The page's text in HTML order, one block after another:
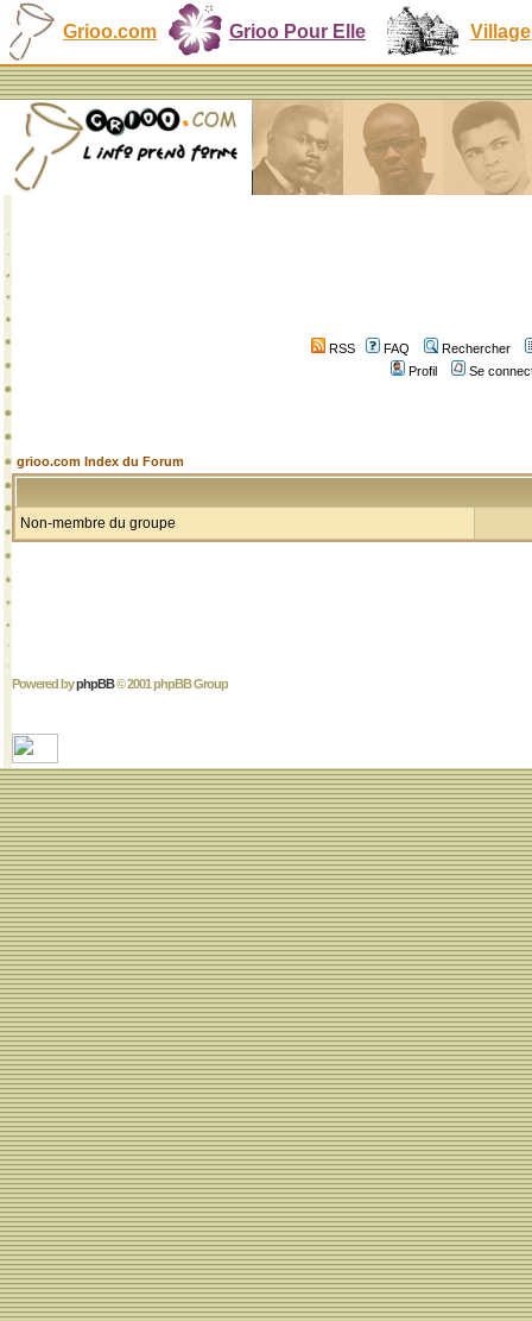
Grioo.com Grioo Pour Elle Village
RSS FAQ
Rechercher
Profil
Se
grioo.com Index du Forum
Non-membre du groupe
Powered byphpBB© 2001 phpBB Group